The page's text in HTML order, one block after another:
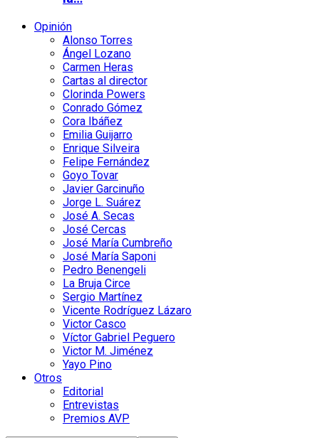
Opinión
Alonso Torres
Ángel Lozano
Carmen Heras
Cartas al director
Clorinda Powers
Conrado Gómez
Cora Ibáñez
Emilia Guijarro
Enrique Silveira
Felipe Fernández
Goyo Tovar
Javier Garcinuño
Jorge L. Suárez
José A. Secas
José Cercas
José María Cumbreño
José María Saponi
Pedro Benengeli
La Bruja Circe
Sergio Martínez
Vicente Rodríguez Lázaro
Victor Casco
Víctor Gabriel Peguero
Victor M. Jiménez
Yayo Pino
Otros
Editorial
Entrevistas
Premios AVP